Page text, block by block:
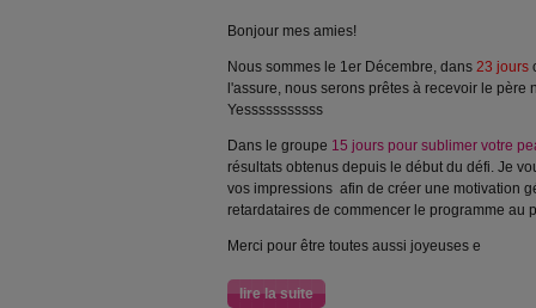
Bonjour mes amies!
Nous sommes le 1er Décembre, dans 23 jours
l'assure, nous serons prêtes à recevoir le père
Yesssssssssss
Dans le groupe 15 jours pour sublimer votre
résultats obtenus depuis le début du défi. Je
vos impressions afin de créer une motivation
retardataires de commencer le programme au
Merci pour être toutes aussi joyeuses e
lire la suite